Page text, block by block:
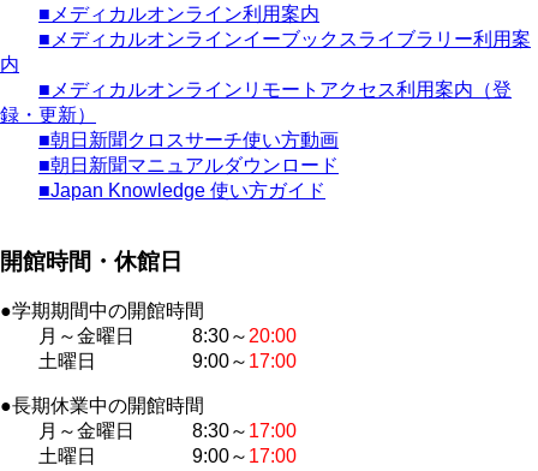
■メディカルオンライン利用案内
■メディカルオンラインイーブックスライブラリー利用案
内
■メディカルオンラインリモートアクセス利用案内（登
録・更新）
■朝日新聞クロスサーチ使い方動画
■朝日新聞マニュアルダウンロード
■Japan Knowledge 使い方ガイド
開館時間・休館日
●学期期間中の開館時間
月～金曜日 8:30～ 20:00
土曜日 9:00～ 17:00
●長期休業中の開館時間
月～金曜日 8:30～ 17:00
土曜日 9:00～ 17:00